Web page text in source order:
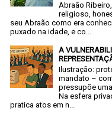
Abraão
religioso,
seu Abraão como era
puxado na idade, e co...
A
Ilustração:
mandato –
pressupõe
Na esfera
pratica atos em n...